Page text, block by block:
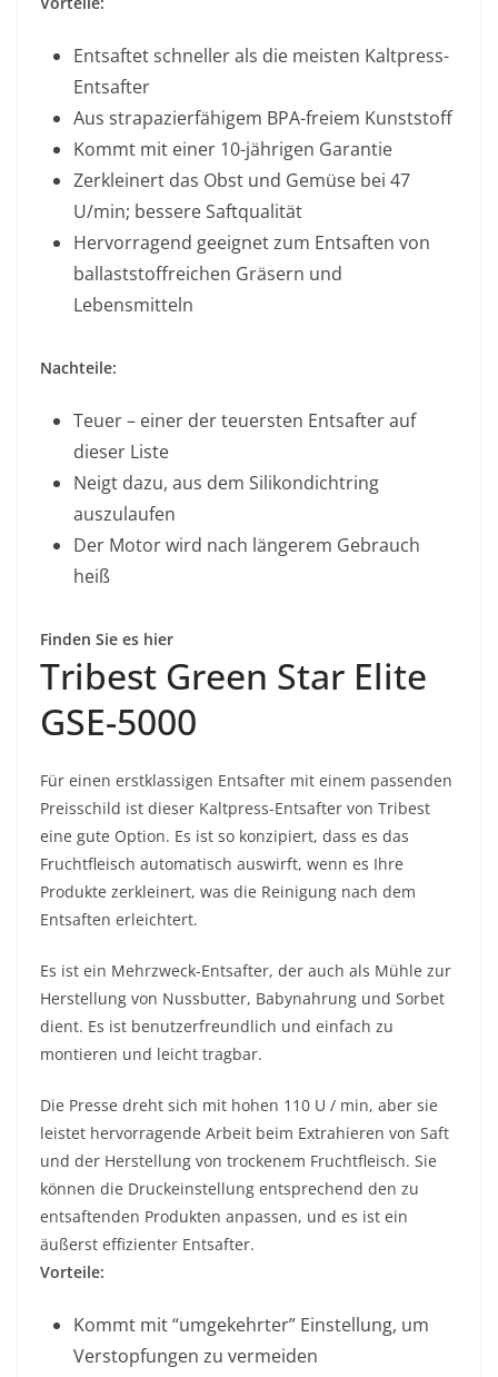
Entsaftet schneller als die meisten Kaltpress-
Entsafter
Aus strapazierfähigem BPA-freiem Kunststoff
Kommt mit einer 10-jährigen Garantie
Zerkleinert das Obst und Gemüse bei 47
U/min; bessere Saftqualität
Hervorragend geeignet zum Entsaften von
ballaststoffreichen Gräsern und
Lebensmitteln
Nachteile:
Teuer – einer der teuersten Entsafter auf
dieser Liste
Neigt dazu, aus dem Silikondichtring
auszulaufen
Der Motor wird nach längerem Gebrauch
heiß
Finden Sie es hier
Tribest Green Star Elite
GSE-5000
Für einen erstklassigen Entsafter mit einem passenden
Preisschild ist dieser Kaltpress-Entsafter von Tribest
eine gute Option. Es ist so konzipiert, dass es das
Fruchtfleisch automatisch auswirft, wenn es Ihre
Produkte zerkleinert, was die Reinigung nach dem
Entsaften erleichtert.
Es ist ein Mehrzweck-Entsafter, der auch als Mühle zur
Herstellung von Nussbutter, Babynahrung und Sorbet
dient. Es ist benutzerfreundlich und einfach zu
montieren und leicht tragbar.
Die Presse dreht sich mit hohen 110 U / min, aber sie
leistet hervorragende Arbeit beim Extrahieren von Saft
und der Herstellung von trockenem Fruchtfleisch. Sie
können die Druckeinstellung entsprechend den zu
entsaftenden Produkten anpassen, und es ist ein
äußerst effizienter Entsafter.
Vorteile:
Kommt mit “umgekehrter” Einstellung, um
Verstopfungen zu vermeiden